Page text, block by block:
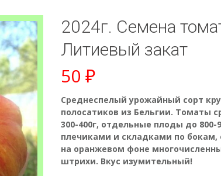
2024г. Семена
Литиевый закат
50 ₽
Среднеспелый урожайный сорт
полосатиков из Бельгии. Томаты
300-400г, отдельные плоды до
плечиками и складками по бокам,
на оранжевом фоне
штрихи. Вкус изумительный!